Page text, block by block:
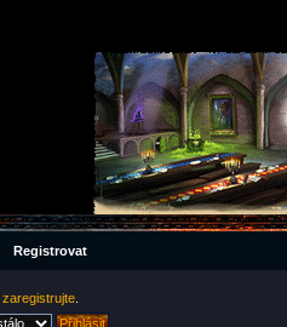
Registrovat
zaregistrujte